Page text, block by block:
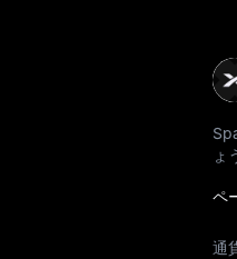
ょ
ペ
通